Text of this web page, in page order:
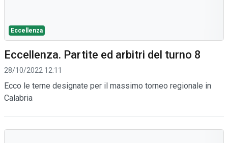
Eccellenza
Eccellenza. Partite ed arbitri del turno 8
28/10/2022 12:11
Ecco le terne designate per il massimo torneo regionale in
Calabria